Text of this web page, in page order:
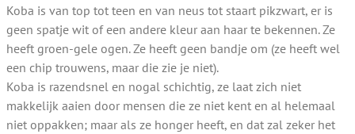
Koba is van top tot teen en van neus tot staart pikzwart, er is
geen spatje wit of een andere kleur aan haar te bekennen. Ze
heeft groen-gele ogen. Ze heeft geen bandje om (ze heeft wel
een chip trouwens, maar die zie je niet).
Koba is razendsnel en nogal schichtig, ze laat zich niet
makkelijk aaien door mensen die ze niet kent en al helemaal
niet oppakken; maar als ze honger heeft, en dat zal zeker het